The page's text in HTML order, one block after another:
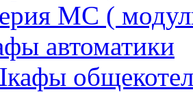
MC (
автоматики